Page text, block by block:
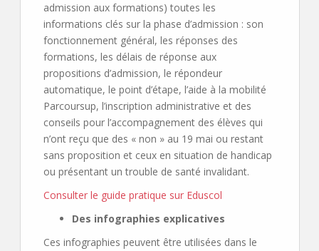
admission aux formations) toutes les
informations clés sur la phase d’admission : son
fonctionnement général, les réponses des
formations, les délais de réponse aux
propositions d’admission, le répondeur
automatique, le point d’étape, l’aide à la mobilité
Parcoursup, l’inscription administrative et des
conseils pour l’accompagnement des élèves qui
n’ont reçu que des « non » au 19 mai ou restant
sans proposition et ceux en situation de handicap
ou présentant un trouble de santé invalidant.
Consulter le guide pratique sur Eduscol
Des infographies explicatives
Ces infographies peuvent être utilisées dans le